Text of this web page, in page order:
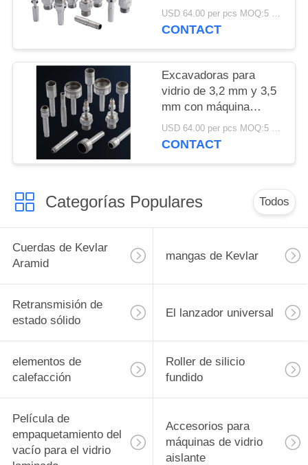
núcleo de diamante
para perforación de
USD 64.00 per pcs MOQ:5 piezas
CONTACT
Excavadoras para
vidrio de 3,2 mm y 3,5
mm con máquina
Bystronic & Bando
USD 64.00 per pcs MOQ:5 piezas
CONTACT
Categorías Populares Todos
Cuerdas de Kevlar
Aramid
mangas de Kevlar
Retransmisión de
estado sólido
El lanzador universal
elementos de
calefacción
Roller de silicio
fundido
Película de
empaquetamiento del
vacío para el vidrio
Accesorios para
máquinas de vidrio
aislante